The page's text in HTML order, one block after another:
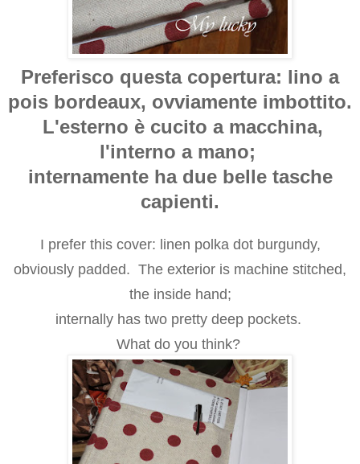
Preferisco questa copertura: lino a
pois bordeaux, ovviamente imbottito.
L'esterno è cucito a macchina,
l'interno a mano;
internamente ha due belle tasche
capienti.
I prefer this cover: linen polka dot burgundy,
obviously padded. The exterior is machine stitched,
the inside hand;
internally has two pretty deep pockets.
What do you think?